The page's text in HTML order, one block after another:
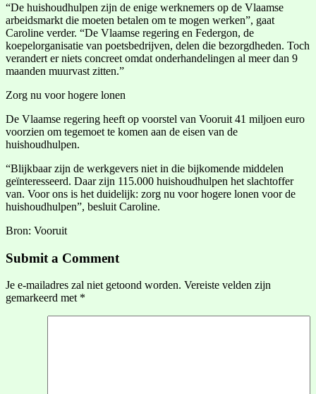
“De huishoudhulpen zijn de enige werknemers op de Vlaamse
arbeidsmarkt die moeten betalen om te mogen werken”, gaat
Caroline verder. “De Vlaamse regering en Federgon, de
koepelorganisatie van poetsbedrijven, delen die bezorgdheden. Toch
verandert er niets concreet omdat onderhandelingen al meer dan 9
maanden muurvast zitten.”
Zorg nu voor hogere lonen
De Vlaamse regering heeft op voorstel van Vooruit 41 miljoen euro
voorzien om tegemoet te komen aan de eisen van de
huishoudhulpen.
“Blijkbaar zijn de werkgevers niet in die bijkomende middelen
geïnteresseerd. Daar zijn 115.000 huishoudhulpen het slachtoffer
van. Voor ons is het duidelijk: zorg nu voor hogere lonen voor de
huishoudhulpen”, besluit Caroline.
Bron: Vooruit
Submit a Comment
Je e-mailadres zal niet getoond worden. Vereiste velden zijn
gemarkeerd met *